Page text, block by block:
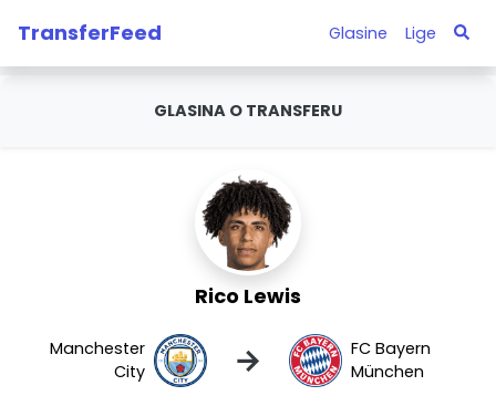
TransferFeed Glasine Lige
GLASINA O TRANSFERU
Rico Lewis
Manchester
City
→
FC Bayern
München